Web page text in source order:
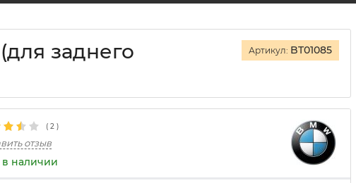
заднего
Артикул: BT01085
( 2 )
отзыв
в наличии